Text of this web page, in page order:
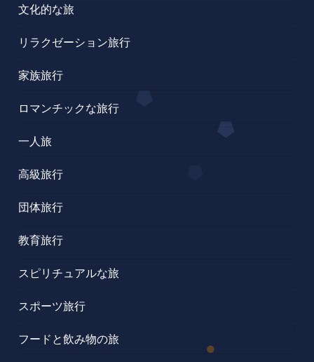
文化的な旅
リラクゼーション旅行
家族旅行
ロマンチックな旅行
一人旅
高級旅行
団体旅行
教育旅行
スピリチュアルな旅
スポーツ旅行
フードと飲み物の旅